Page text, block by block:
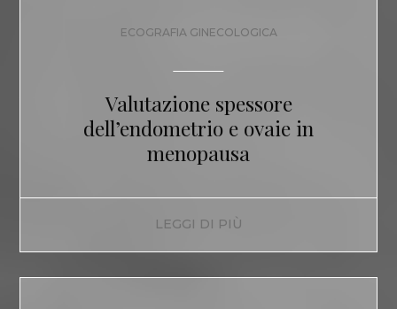
ECOGRAFIA GINECOLOGICA
Valutazione spessore
dell’endometrio e ovaie in
menopausa
LEGGI DI PIÙ